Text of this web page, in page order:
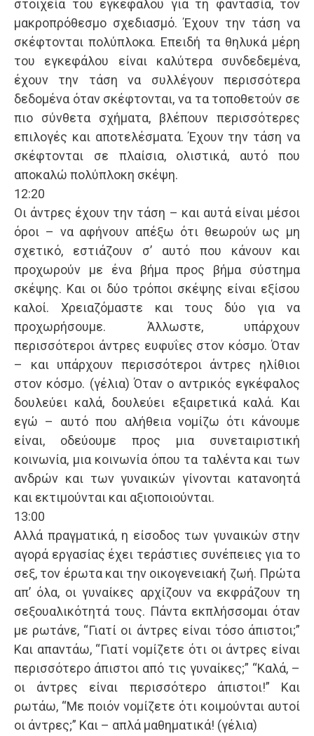
στοιχεία του εγκεφάλου για τη φαντασία, τον
μακροπρόθεσμο σχεδιασμό. Έχουν την τάση να
σκέφτονται πολύπλοκα. Επειδή τα θηλυκά μέρη
του εγκεφάλου είναι καλύτερα συνδεδεμένα,
έχουν την τάση να συλλέγουν περισσότερα
δεδομένα όταν σκέφτονται, να τα τοποθετούν σε
πιο σύνθετα σχήματα, βλέπουν περισσότερες
επιλογές και αποτελέσματα. Έχουν την τάση να
σκέφτονται σε πλαίσια, ολιστικά, αυτό που
αποκαλώ πολύπλοκη σκέψη.
12:20
Οι άντρες έχουν την τάση – και αυτά είναι μέσοι
όροι – να αφήνουν απέξω ότι θεωρούν ως μη
σχετικό, εστιάζουν σ’ αυτό που κάνουν και
προχωρούν με ένα βήμα προς βήμα σύστημα
σκέψης. Και οι δύο τρόποι σκέψης είναι εξίσου
καλοί. Χρειαζόμαστε και τους δύο για να
προχωρήσουμε. Άλλωστε, υπάρχουν
περισσότεροι άντρες ευφυΐες στον κόσμο. Όταν
– και υπάρχουν περισσότεροι άντρες ηλίθιοι
στον κόσμο. (γέλια) Όταν ο αντρικός εγκέφαλος
δουλεύει καλά, δουλεύει εξαιρετικά καλά. Και
εγώ – αυτό που αλήθεια νομίζω ότι κάνουμε
είναι, οδεύουμε προς μια συνεταιριστική
κοινωνία, μια κοινωνία όπου τα ταλέντα και των
ανδρών και των γυναικών γίνονται κατανοητά
και εκτιμούνται και αξιοποιούνται.
13:00
Αλλά πραγματικά, η είσοδος των γυναικών στην
αγορά εργασίας έχει τεράστιες συνέπειες για το
σεξ, τον έρωτα και την οικογενειακή ζωή. Πρώτα
απ’ όλα, οι γυναίκες αρχίζουν να εκφράζουν τη
σεξουαλικότητά τους. Πάντα εκπλήσσομαι όταν
με ρωτάνε, “Γιατί οι άντρες είναι τόσο άπιστοι;”
Και απαντάω, “Γιατί νομίζετε ότι οι άντρες είναι
περισσότερο άπιστοι από τις γυναίκες;” “Καλά, –
οι άντρες είναι περισσότερο άπιστοι!” Και
ρωτάω, “Με ποιόν νομίζετε ότι κοιμούνται αυτοί
οι άντρες;” Και – απλά μαθηματικά! (γέλια)